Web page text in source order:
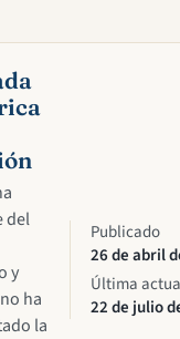
del
y
ha
la
Publicado
26 de abril
Última
22 de julio